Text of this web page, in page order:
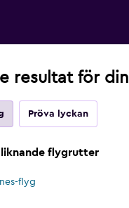
resultat för
Pröva lyckan
flygrutter
flyg